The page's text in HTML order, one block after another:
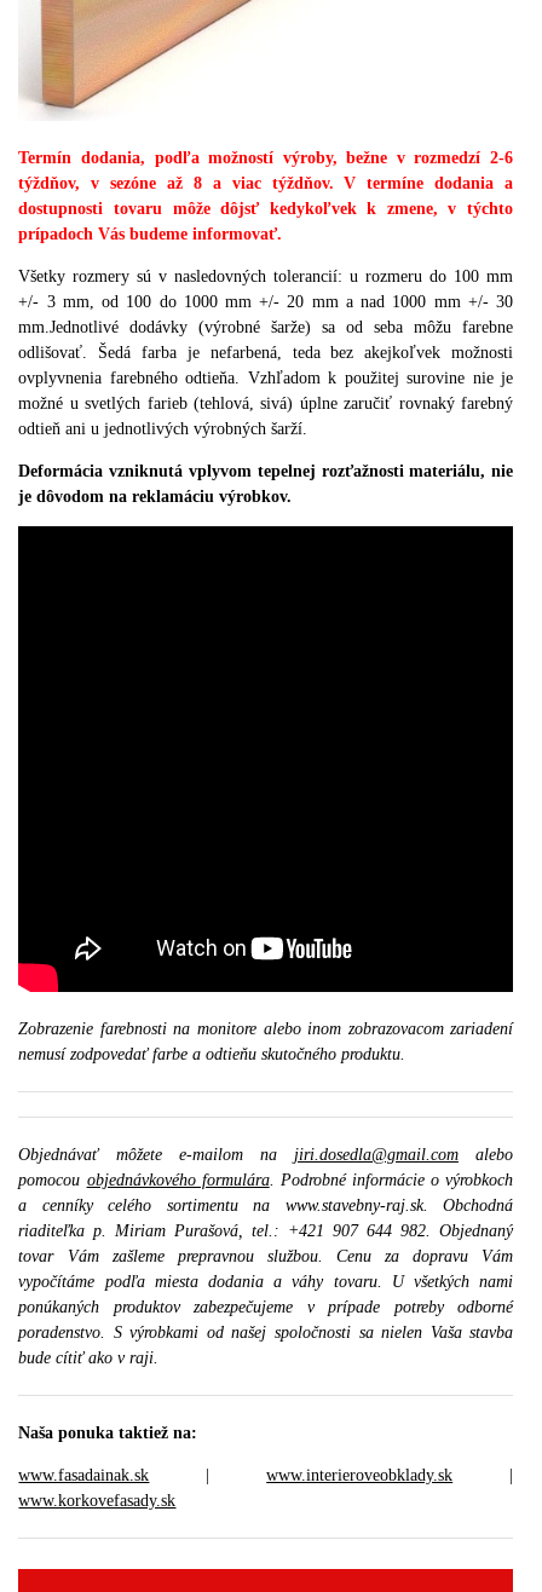
Termín dodania, podľa možností výroby, bežne v rozmedzí 2-6
týždňov, v sezóne až 8 a viac týždňov. V termíne dodania a
dostupnosti tovaru môže dôjsť kedykoľvek k zmene, v týchto
prípadoch Vás budeme informovať.
Všetky rozmery sú v nasledovných tolerancií: u rozmeru do 100 mm
+/- 3 mm
od 100 do 1000 mm +/- 20 mm a nad 1000 mm +/- 30
mm .Jednotlivé dodávky (výrobné šarže) sa od seba môžu farebne
odlišovať
Šedá farba je nefarbená,
teda bez akejkoľvek možnosti
ovplyvnenia farebného odtieňa
Vzhľadom k použitej surovine nie je
možné u svetlých farieb (tehlová sivá) úplne zaručiť rovnaký farebný
odtieň ani u jednotlivých výrobných šarží
Deformácia vzniknutá vplyvom tepelnej rozťažnosti materiálu, nie
je dôvodom na reklamáciu výrobkov.
Zobrazenie farebnosti na monitore alebo inom zobrazovacom zariadení
nemusí zodpovedať farbe a odtieňu skutočného produktu.
Objednávať môžete e-mailom na jiri.dosedla@gmail.comalebo
pomocou objednávkového formulára. Podrobné informácie o výrobkoch
a cenníky celého sortimentu na www.stavebny-raj.sk. Obchodná
riaditeľka p. Miriam Purašová, tel.: +421 907 644 982. Objednaný
tovar Vám zašleme prepravnou službou. Cenu za dopravu Vám
vypočítáme podľa miesta dodania a váhy tovaru. U všetkých nami
ponúkaných produktov zabezpečujeme v prípade potreby odborné
poradenstvo. S výrobkami od našej spoločnosti sa nielen Vaša stavba
bude cítiť ako v raji.
Naša ponuka taktiež na:
www.fasadainak.sk |www.interieroveobklady.sk
www.korkovefasady.sk